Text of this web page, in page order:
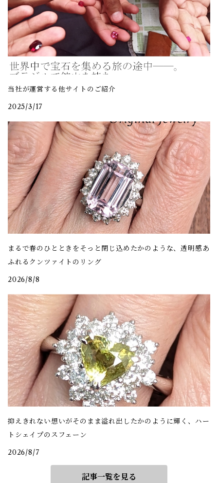
当社が運営する他サイトのご紹介
2025/3/17
まるで春のひとときをそっと閉じ込めたかのような、透明感あ
ふれるクンツァイトのリング
2026/8/8
抑えきれない想いがそのまま溢れ出したかのように輝く、ハー
トシェイプのスフェーン
2026/8/7
記事一覧を見る